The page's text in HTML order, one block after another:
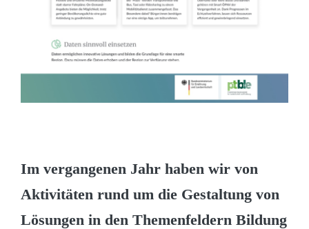
Im vergangenen Jahr haben wir von
Aktivitäten rund um die Gestaltung von
Lösungen in den Themenfeldern Bildung